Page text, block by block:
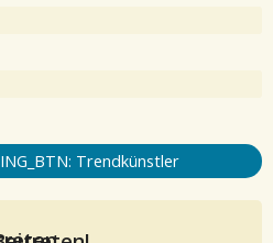
Trendkünstler